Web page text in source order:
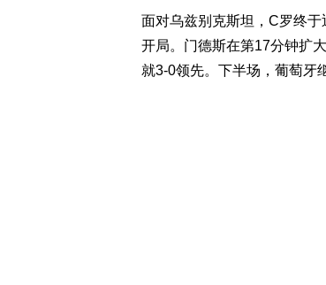
面对乌兹别克斯坦，C罗终
开局。门德斯在第17分钟扩
就3-0领先。下半场，葡萄牙